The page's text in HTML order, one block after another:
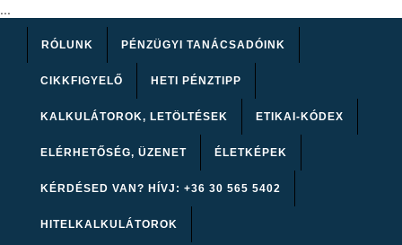
...
RÓLUNK PÉNZÜGYI TANÁCSADÓINK
CIKKFIGYELŐ HETI PÉNZTIPP
KALKULÁTOROK, LETÖLTÉSEK ETIKAI-KÓDEX
ELÉRHETŐSÉG, ÜZENET ÉLETKÉPEK
KÉRDÉSED VAN? HÍVJ: +36 30 565 5402
HITELKALKULÁTOROK